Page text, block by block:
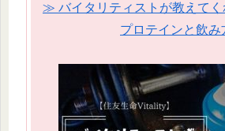
≫ バイタリティストが教えて
プロテインと飲み